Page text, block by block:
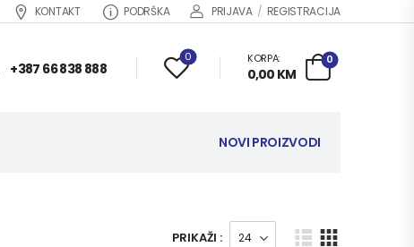
KONTAKT PODRŠKA PRIJAVA / REGISTRACIJA
+387 66 838 888
0 KORPA:
0,00 KM
0
NOVI PROIZVODI
PRIKAŽI :